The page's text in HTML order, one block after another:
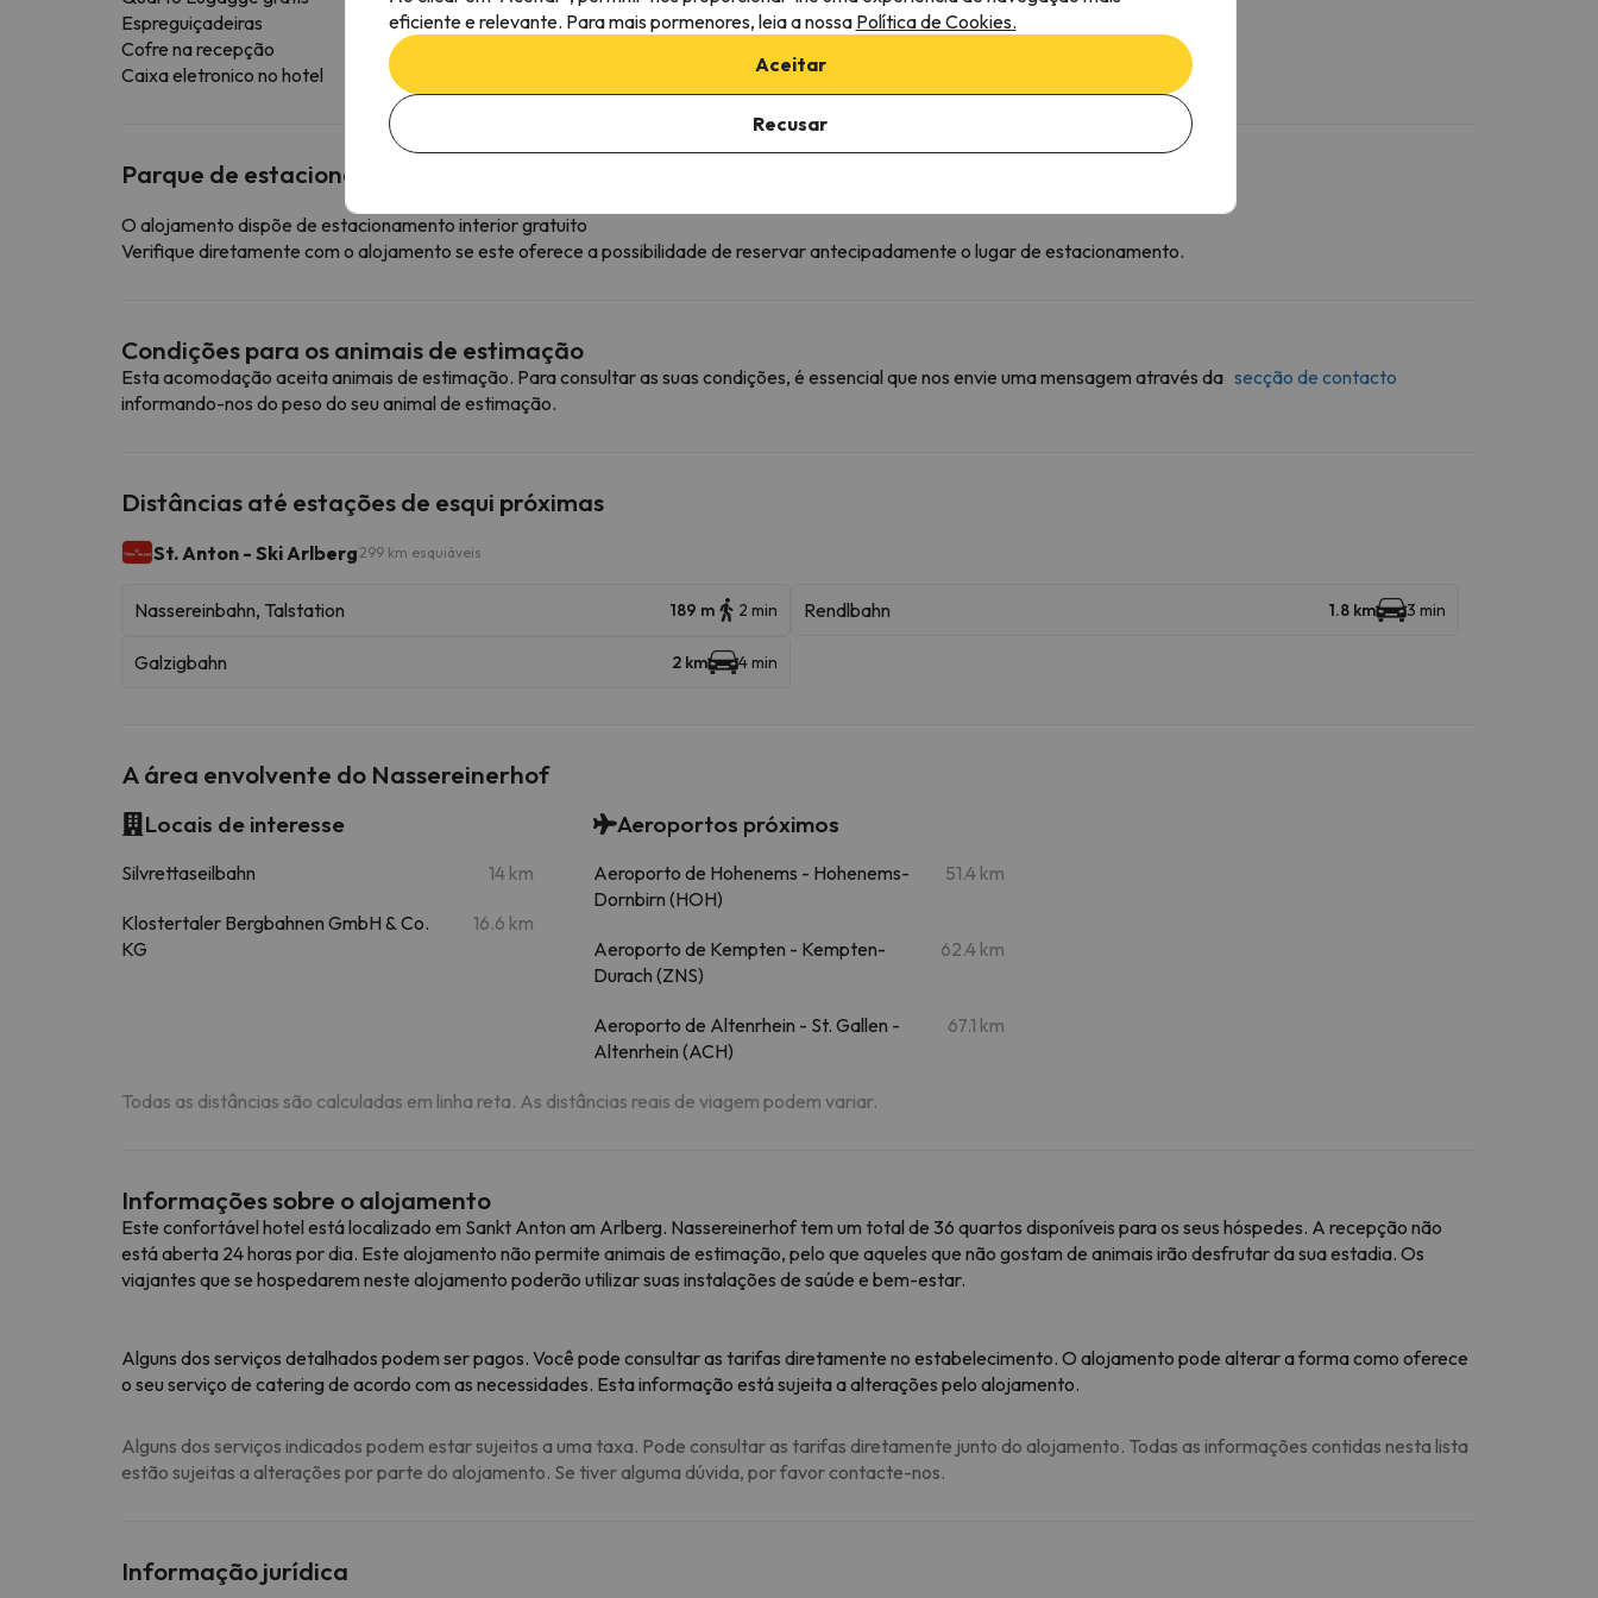
Espreguiçadeiras
Cofre na recepção
Caixa eletronico no hotel
Parque de estacionamento
O alojamento dispõe de estacionamento interior gratuito
Verifique diretamente com o alojamento se este oferece a possibilidade de reservar antecipadamente o lugar de estacionamento.
Condições para os animais de estimação
Esta acomodação aceita animais de estimação. Para consultar as suas condições, é essencial que nos envie uma mensagem através da secção de contacto
informando-nos do peso do seu animal de estimação.
Distâncias até estações de esqui próximas
St. Anton - Ski Arlberg 299 km esquiáveis
Nassereinbahn, Talstation 189 m 2 min Rendlbahn 1.8 km 3 min
Galzigbahn 2 km 4 min
A área envolvente do Nassereinerhof
Locais de interesse
Silvrettaseilbahn 14 km
Klostertaler Bergbahnen GmbH & Co.
KG
16.6 km
Aeroportos próximos
Aeroporto de Hohenems - Hohenems-
Dornbirn (HOH)
51.4 km
Aeroporto de Kempten - Kempten-
Durach (ZNS)
62.4 km
Aeroporto de Altenrhein - St. Gallen -
Altenrhein (ACH)
67.1 km
Todas as distâncias são calculadas em linha reta. As distâncias reais de viagem podem variar.
Informações sobre o alojamento
Este confortável hotel está localizado em Sankt Anton am Arlberg. Nassereinerhof tem um total de 36 quartos disponíveis para os seus hóspedes. A recepção não
está aberta 24 horas por dia. Este alojamento não permite animais de estimação, pelo que aqueles que não gostam de animais irão desfrutar da sua estadia. Os
viajantes que se hospedarem neste alojamento poderão utilizar suas instalações de saúde e bem-estar.
Alguns dos serviços detalhados podem ser pagos. Você pode consultar as tarifas diretamente no estabelecimento. O alojamento pode alterar a forma como oferece
o seu serviço de catering de acordo com as necessidades. Esta informação está sujeita a alterações pelo alojamento.
Alguns dos serviços indicados podem estar sujeitos a uma taxa. Pode consultar as tarifas diretamente junto do alojamento. Todas as informações contidas nesta lista
estão sujeitas a alterações por parte do alojamento. Se tiver alguma dúvida, por favor contacte-nos.
Informação jurídica
eficiente e relevante. Para mais pormenores, leia a nossa Política de Cookies.
Aceitar
Recusar